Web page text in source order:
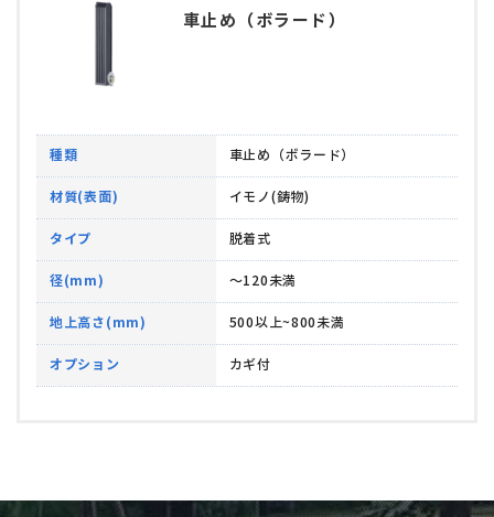
車止め（ボラード）
種類 車止め（ボラード）
材質(表面) イモノ(鋳物)
タイプ 脱着式
径(mm) ～120未満
地上高さ(mm) 500以上~800未満
オプション カギ付